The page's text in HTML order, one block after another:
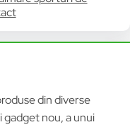
din diverse
gadget nou, a unui